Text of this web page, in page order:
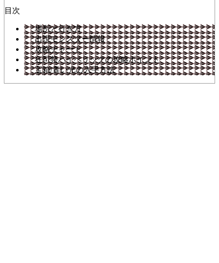
目次
場所と行き方
出現モンスター情報
攻略チャート
狂司祭ハイペリックの攻略ポイント
宝箱/青い光の入手方法